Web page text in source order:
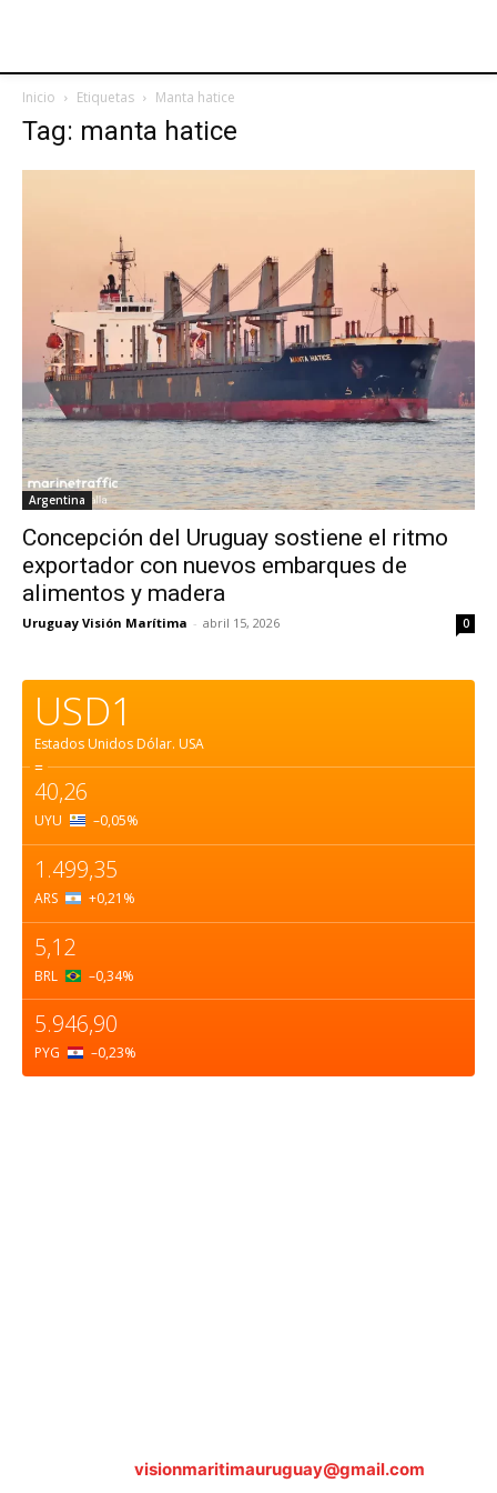
Inicio Etiquetas Manta hatice
Tag: manta hatice
Argentina
Concepción del Uruguay sostiene el ritmo
exportador con nuevos embarques de
alimentos y madera
Uruguay Visión Marítima - abril 15, 2026 0
USD1
Estados Unidos Dólar. USA
=
40,26
UYU –0,05%
1.499,35
ARS +0,21 %
5,12
BRL –0,34%
5.946,90
PYG –0,23%
visionmaritimauruguay@gmail.com